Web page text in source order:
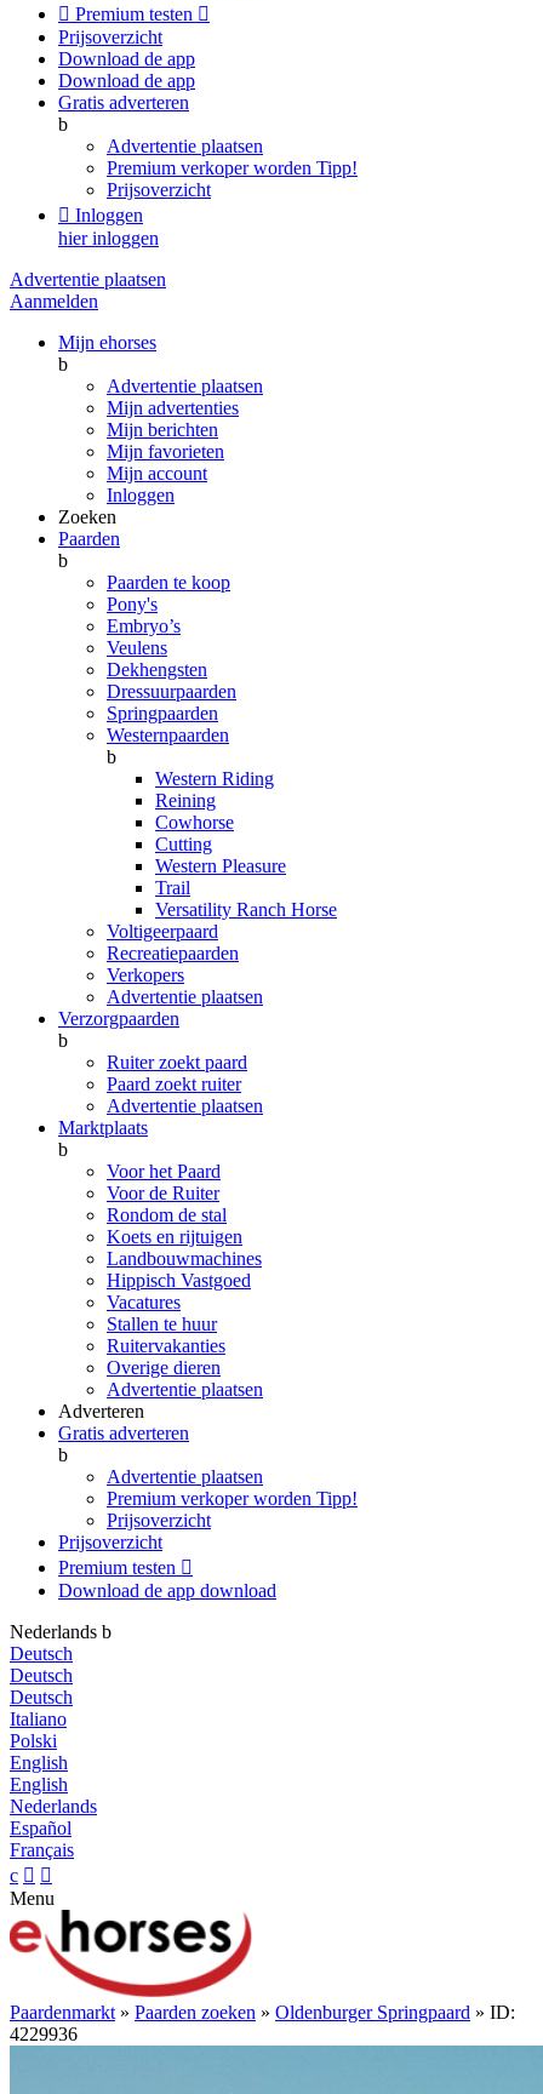
 Premium testen 
Prijsoverzicht
Download de app
Download de app
Gratis adverteren
b
Advertentie plaatsen
Premium verkoper worden Tipp!
Prijsoverzicht
 Inloggen
hier inloggen
Advertentie plaatsen
Aanmelden
Mijn ehorses
b
Advertentie plaatsen
Mijn advertenties
Mijn berichten
Mijn favorieten
Mijn account
Inloggen
Zoeken
Paarden
b
Paarden te koop
Pony's
Embryo’s
Veulens
Dekhengsten
Dressuurpaarden
Springpaarden
Westernpaarden
b
Western Riding
Reining
Cowhorse
Cutting
Western Pleasure
Trail
Versatility Ranch Horse
Voltigeerpaard
Recreatiepaarden
Verkopers
Advertentie plaatsen
Verzorgpaarden
b
Ruiter zoekt paard
Paard zoekt ruiter
Advertentie plaatsen
Marktplaats
b
Voor het Paard
Voor de Ruiter
Rondom de stal
Koets en rijtuigen
Landbouwmachines
Hippisch Vastgoed
Vacatures
Stallen te huur
Ruitervakanties
Overige dieren
Advertentie plaatsen
Adverteren
Gratis adverteren
b
Advertentie plaatsen
Premium verkoper worden Tipp!
Prijsoverzicht
Prijsoverzicht
Premium testen 
Download de app download
Nederlands b
Deutsch
Deutsch
Deutsch
Italiano
Polski
English
English
Nederlands
Español
Français
c  
Menu
Paardenmarkt » Paarden zoeken » Oldenburger Springpaard » ID:
4229936